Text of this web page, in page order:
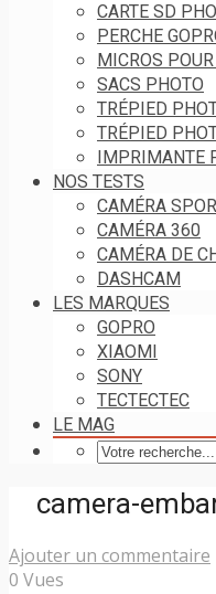
CARTE SD
PERCHE
MICROS
SACS PHOTO
TRÉPIED
TRÉPIED
IMPRIMANTE
NOS TESTS
CAMÉRA
CAMÉRA 360
CAMÉRA DE
DASHCAM
LES MARQUES
GOPRO
XIAOMI
SONY
TECTECTEC
LE MAG
camera-
Ajouter un commentaire
0 Vues